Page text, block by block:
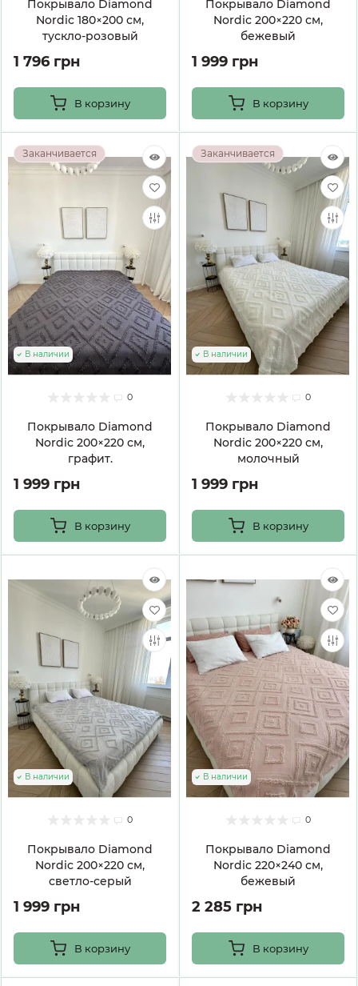
Покрывало Diamond
Nordic 180×200 см,
тускло-розовый
1 796 грн
В корзину
Покрывало Diamond
Nordic 200×220 см,
бежевый
1 999 грн
В корзину
Заканчивается
0
Покрывало Diamond
Nordic 200×220 см,
графит.
В наличии
1 999 грн
В корзину
Заканчивается
0
Покрывало Diamond
Nordic 200×220 см,
молочный
В наличии
1 999 грн
В корзину
0
Покрывало Diamond
Nordic 200×220 см,
светло-серый
В наличии
1 999 грн
В корзину
0
Покрывало Diamond
Nordic 220×240 см,
бежевый
В наличии
2 285 грн
В корзину